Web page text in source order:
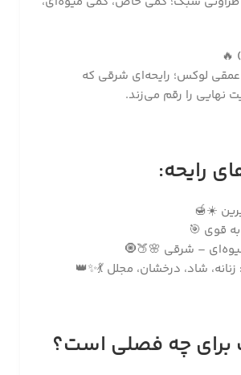
🔥
عمقی لوکس؛ رایحه‌ای شرقی که
نهایی را رقم می‌زند.
رایحه:
☀️🍯
قوی 🎯
– شرقی 🌸🍑🧿
زنانه، شاد، درخشان، مجلل 💃✨👑
برای چه فصلی است؟